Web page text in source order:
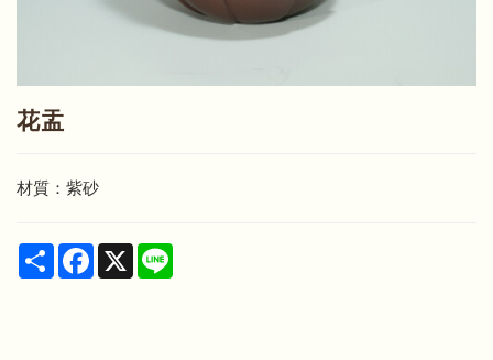
花盂
材質：紫砂
Share Facebook
X